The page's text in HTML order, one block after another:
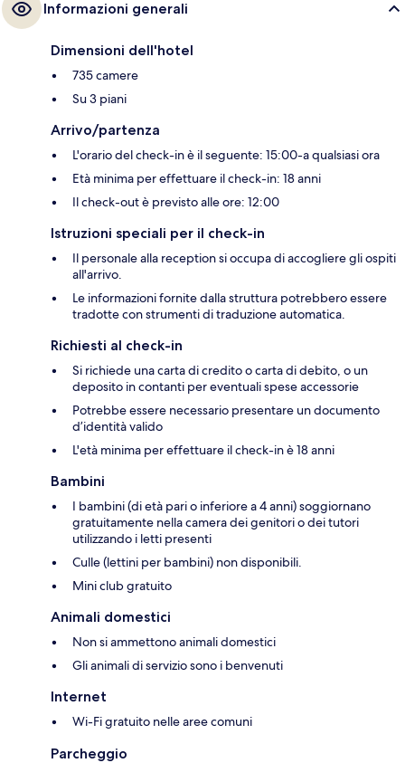
Informazioni generali
Dimensioni dell'hotel
735 camere
Su 3 piani
Arrivo/partenza
L'orario del check-in è il seguente: 15:00-a qualsiasi ora
Età minima per effettuare il check-in: 18 anni
Il check-out è previsto alle ore: 12:00
Istruzioni speciali per il check-in
Il personale alla reception si occupa di accogliere gli ospiti
all'arrivo.
Le informazioni fornite dalla struttura potrebbero essere
tradotte con strumenti di traduzione automatica.
Richiesti al check-in
Si richiede una carta di credito o carta di debito, o un
deposito in contanti per eventuali spese accessorie
Potrebbe essere necessario presentare un documento
d’identità valido
L'età minima per effettuare il check-in è 18 anni
Bambini
I bambini (di età pari o inferiore a 4 anni) soggiornano
gratuitamente nella camera dei genitori o dei tutori
utilizzando i letti presenti
Culle (lettini per bambini) non disponibili.
Mini club gratuito
Animali domestici
Non si ammettono animali domestici
Gli animali di servizio sono i benvenuti
Internet
Wi-Fi gratuito nelle aree comuni
Parcheggio